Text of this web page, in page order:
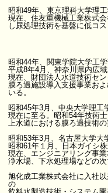
昭和49年、東京理科大学理
現在、住友重機械工業株式
し尿処理技術を基盤に低コ
昭和44年、関東学院大学工
平成8年4月、神奈川県内広
現在、財団法人水道技術セ
膜ろ過施設導入支援事業お
いる。
昭和45年3月、中央大学理工
現在に至る。昭和54年技術
上水道における膜ろ過技術
昭和53年3月、名古屋大学大
昭和61年１月、日本ガイシ
現在、エンジニアリング事
浄水場、下水処理場などの
旭化成工業株式会社に入社
の